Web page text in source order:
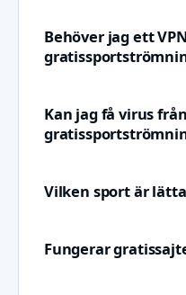
Behöver jag ett
Kan jag få virus från
Vilken sport är
Fungerar